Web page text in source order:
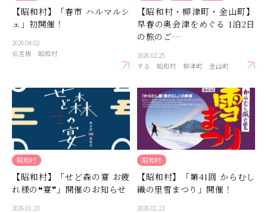
【昭和村】「春市 ハルマルシ
ェ」初開催！
2026.04.02
伝言板
昭和村
【昭和村・柳津町・金山町】
早春の奥会津をめぐる 1泊2日
の旅のご…
2026.02.25
する
昭和村 柳津町 金山町
昭和村
【昭和村】「せど森の宴 お疲
れ様の❝宴❞」開催のお知らせ
2026.01.23
昭和村
【昭和村】「第41回 からむし
織の里雪まつり」開催！
2026.01.23